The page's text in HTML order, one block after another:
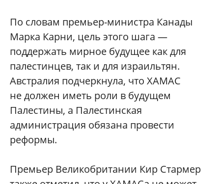
По словам премьер-министра Канады
Марка Карни, цель этого шага —
поддержать мирное будущее как для
палестинцев, так и для израильтян.
Австралия подчеркнула, что ХАМАС
не должен иметь роли в будущем
Палестины, а Палестинская
администрация обязана провести
реформы.
Премьер Великобритании Кир Стармер